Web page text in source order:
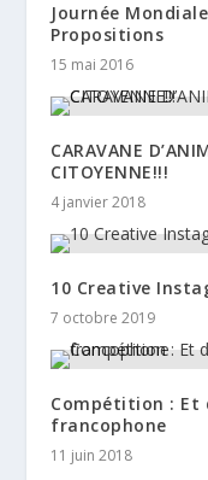
Journée
Propositions
15 mai 2016
CARAVANE
CITOYENNE!!!
4 janvier 2018
10 Creative
7 octobre 2019
Compétition : Et
francophone
11 juin 2018